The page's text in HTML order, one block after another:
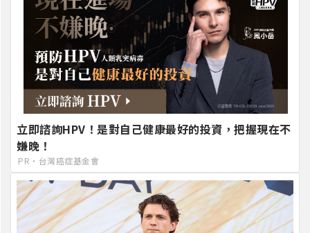
立即諮詢HPV！是對自己健康最好的投資，把握現在不
嫌晚！
PR・台灣癌症基金會